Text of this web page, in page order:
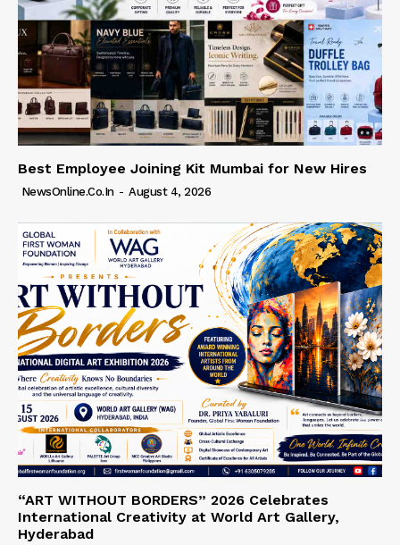
Best Employee Joining Kit Mumbai for New Hires
NewsOnline.co.in - August 4, 2026
“ART WITHOUT BORDERS” 2026 Celebrates
International Creativity at World Art Gallery,
Hyderabad